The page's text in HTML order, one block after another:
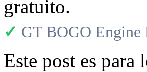
gratuito.
✓ GT BOGO Engine
Este post es para